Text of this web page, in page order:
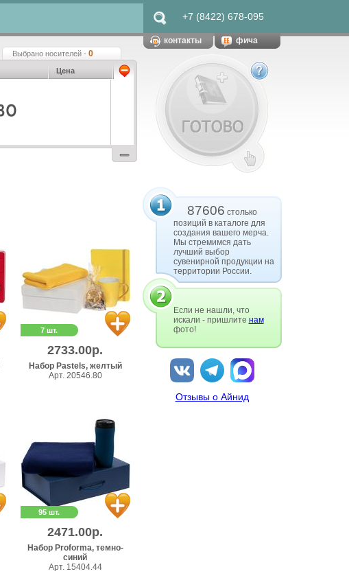
+7 (8422) 678-095
Выбрано носителей - 0
Цена
7 шт.
2733.00р.
Набор Pastels, желтый
Арт. 20546.80
95 шт.
2471.00р.
Набор Proforma, темно-
синий
Арт. 15404.44
контакты фича
87606 столько
позиций в каталоге для
создания вашего мерча.
Мы стремимся дать
лучший выбор
сувенирной продукции на
территории России.
Если не нашли, что
искали - пришлите нам
фото!
Отзывы о Айнид